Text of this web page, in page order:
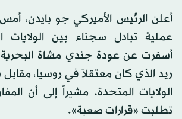
أعلن الرئيس الأميركي جو بايدن، أمس
عملية تبادل سجناء بين الولايات
أسفرت عن عودة جندي مشاة البحرية
ريد الذي كان معتقلاً في روسيا،
الولايات المتحدة، مشيراً إلى أن
تطلبت «قرارات صعبة».